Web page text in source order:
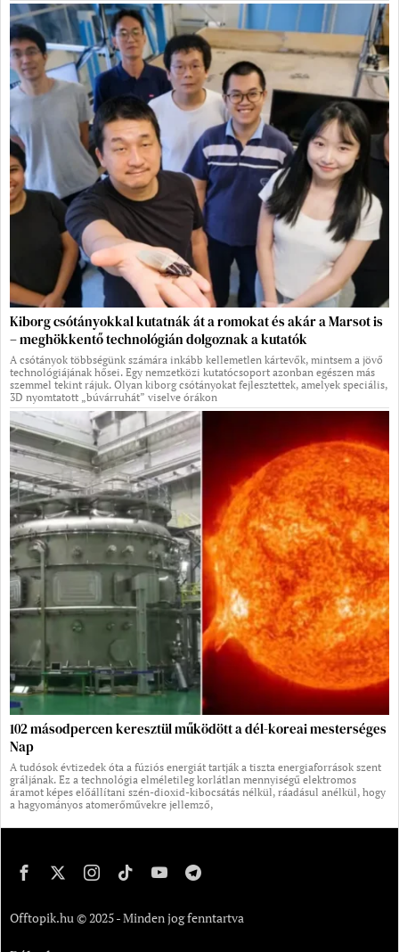
Kiborg csótányokkal kutatnák át a romokat és akár a Marsot is
– meghökkentő technológián dolgoznak a kutatók
A csótányok többségünk számára inkább kellemetlen kártevők, mintsem a jövő
technológiájának hősei. Egy nemzetközi kutatócsoport azonban egészen más
szemmel tekint rájuk. Olyan kiborg csótányokat fejlesztettek, amelyek speciális,
3D nyomtatott „búvárruhát” viselve órákon
102 másodpercen keresztül működött a dél-koreai mesterséges
Nap
A tudósok évtizedek óta a fúziós energiát tartják a tiszta energiaforrások szent
gráljának. Ez a technológia elméletileg korlátlan mennyiségű elektromos
áramot képes előállítani szén-dioxid-kibocsátás nélkül, ráadásul anélkül, hogy
a hagyományos atomerőművekre jellemző,
Offtopik.hu © 2025 - Minden jog fenntartva